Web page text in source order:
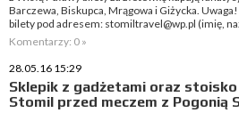
Barczewa, Biskupca, Mrągowa i Giżycka. Uwaga!
bilety pod adresem: stomiltravel@wp.pl (imię,
Komentarzy: 0 »
28.05.16 15:29
Sklepik z gadżetami oraz stoisko
Stomil przed meczem z Pogonią